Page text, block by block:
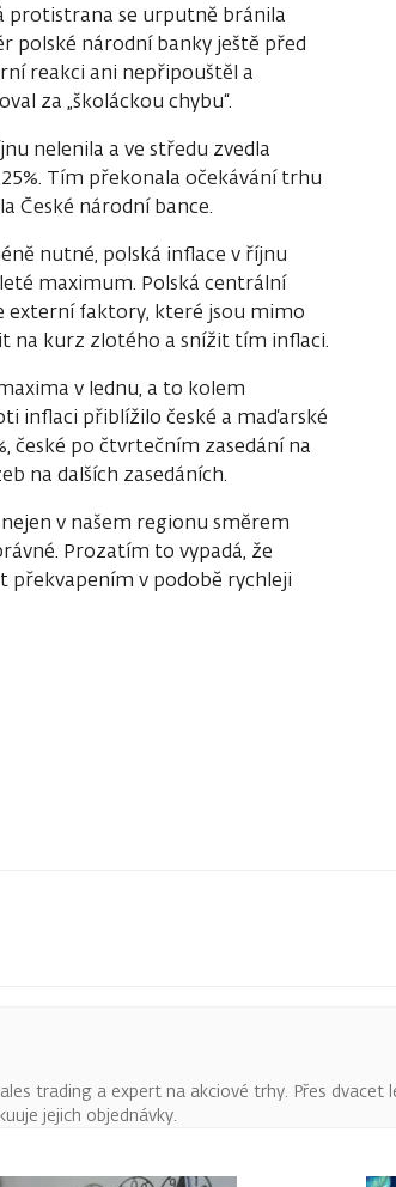
protistrana se urputně bránila
polské národní banky ještě před
reakci ani nepřipouštěl a
za „školáckou chybu“.
nelenila a ve středu zvedla
Tím překonala očekávání trhu
České národní bance.
nutné, polská inflace v říjnu
maximum. Polská centrální
externí faktory, které jsou mimo
na kurz zlotého a snížit tím inflaci.
v lednu, a to kolem
inflaci přiblížilo české a maďarské
české po čtvrtečním zasedání na
na dalších zasedáních.
v našem regionu směrem
Prozatím to vypadá, že
překvapením v podobě rychleji
trading a expert na akciové trhy. Přes
jejich objednávky.